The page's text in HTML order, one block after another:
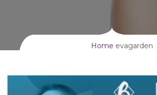
Home evagarden